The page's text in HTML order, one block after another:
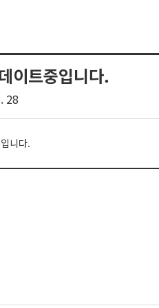
이트중입니다.
28
니다.